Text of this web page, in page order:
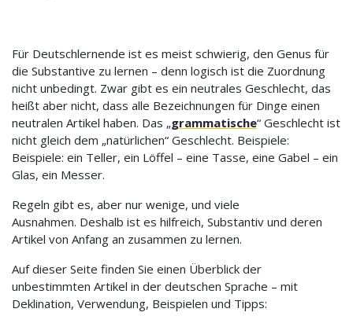
Für Deutschlernende ist es meist schwierig, den Genus für
die Substantive zu lernen – denn logisch ist die Zuordnung
nicht unbedingt. Zwar gibt es ein neutrales Geschlecht, das
heißt aber nicht, dass alle Bezeichnungen für Dinge einen
neutralen Artikel haben. Das „grammatische“ Geschlecht ist
nicht gleich dem „natürlichen“ Geschlecht. Beispiele:
Beispiele: ein Teller, ein Löffel – eine Tasse, eine Gabel – ein
Glas, ein Messer.
Regeln gibt es, aber nur wenige, und viele
Ausnahmen. Deshalb ist es hilfreich, Substantiv und deren
Artikel von Anfang an zusammen zu lernen.
Auf dieser Seite finden Sie einen Überblick der
unbestimmten Artikel in der deutschen Sprache – mit
Deklination, Verwendung, Beispielen und Tipps: